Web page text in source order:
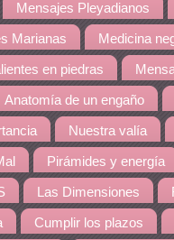
Mensajes Pleyadianos
Marianas Medicina
en piedras
Anatomía de un engaño
Nuestra valía
Pirámides y energía
Las Dimensiones
Cumplir los plazos